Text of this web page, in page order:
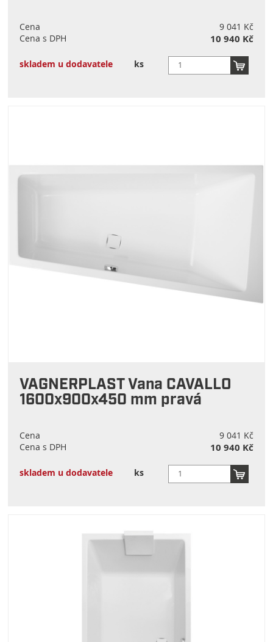
Cena
9 041 Kč
Cena s DPH
10 940 Kč
skladem u dodavatele ks
VAGNERPLAST Vana CAVALLO
1600x900x450 mm pravá
Cena
9 041 Kč
Cena s DPH
10 940 Kč
skladem u dodavatele ks